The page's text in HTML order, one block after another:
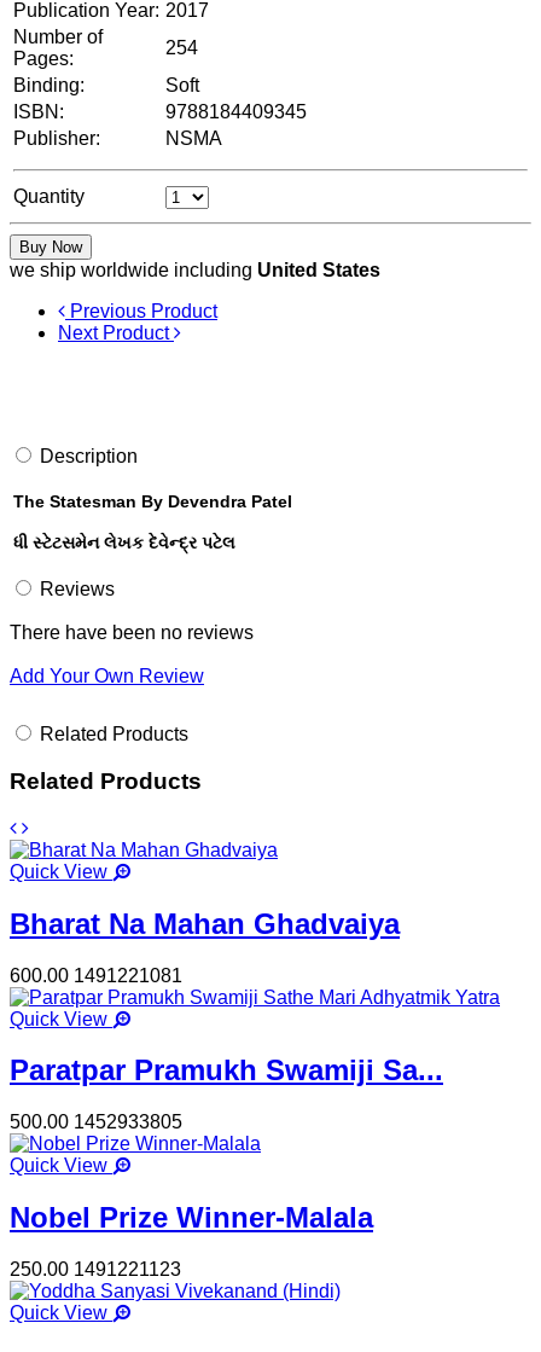
Publication Year: 2017
Number of
Pages:
254
Binding:
Soft
ISBN:
9788184409345
Publisher:
NSMA
Quantity
Buy Now
we ship worldwide including United States
Previous Product
Next Product
Description
The Statesman By Devendra Patel
ધી સ્ટેટસમેન લેખક દેવેન્દ્ર પટેલ
Reviews
There have been no reviews
Add Your Own Review
Related Products
Related Products
Quick View
Bharat Na Mahan Ghadvaiya
600.00 1491221081
Quick View
Paratpar Pramukh Swamiji Sa...
500.00 1452933805
Quick View
Nobel Prize Winner-Malala
250.00 1491221123
Quick View